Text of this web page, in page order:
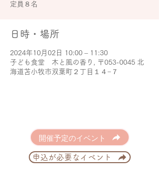
定員８名
日時・場所
2024年10月02日 10:00 – 11:30
子ども食堂 木と風の香り, 〒053-0045 北
海道苫小牧市双葉町２丁目１４−７
開催予定のイベント
申込が必要なイベント